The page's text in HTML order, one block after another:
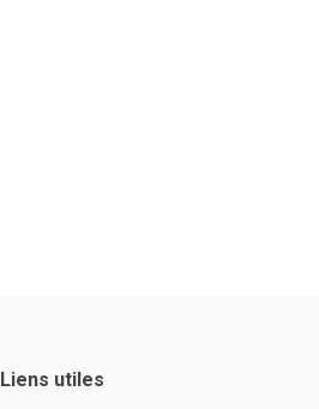
Liens utiles